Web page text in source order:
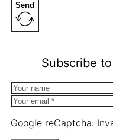
Send
Subscribe
Google reCaptcha: